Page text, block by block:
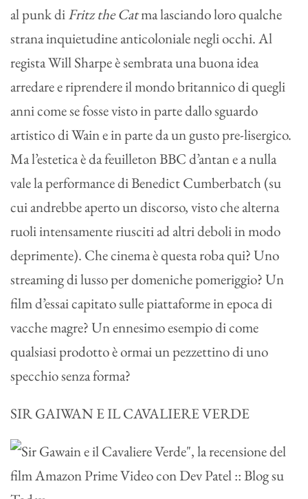
al punk diFritz the Catma lasciando loro qualche
strana inquietudine anticoloniale negli occhi. Al
regista Will Sharpe è sembrata una buona idea
arredare e riprendere il mondo britannico di quegli
anni come se fosse visto in parte dallo sguardo
artistico di Wain e in parte da un gusto pre-lisergico.
Ma l’estetica è da feuilleton BBC d’antan e a nulla
vale la performance di Benedict Cumberbatch (su
cui andrebbe aperto un discorso, visto che alterna
ruoli intensamente riusciti ad altri deboli in modo
deprimente). Che cinema è questa roba qui? Uno
streaming di lusso per domeniche pomeriggio? Un
film d’essai capitato sulle piattaforme in epoca di
vacche magre? Un ennesimo esempio di come
qualsiasi prodotto è ormai un pezzettino di uno
specchio senza forma?
SIR GAIWAN E IL CAVALIERE VERDE